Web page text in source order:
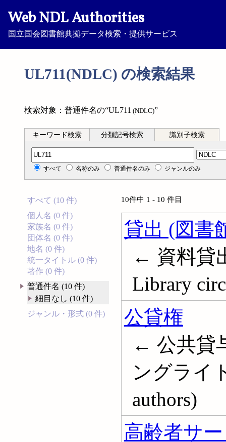
Web NDL Authorities
国立国会図書館典拠データ検索・提供サービス
UL711(NDLC) の検索結果
検索対象：普通件名の“UL711 (NDLC)”
キーワード検索 分類記号検索 識別子検索
分類記号検索
すべて 名称のみ 普通件名のみ ジャンルのみ
すべて (10 件)
個人名 (0 件)
家族名 (0 件)
団体名 (0 件)
地名 (0 件)
統一タイトル (0 件)
著作 (0 件)
普通件名 (10 件)
細目なし (10 件)
ジャンル・形式 (0 件)
10件中 1 - 10 件目
貸出 (図書
← 資料貸
Library
公貸権
← 公共貸
ングライ
authors)
高齢者サ